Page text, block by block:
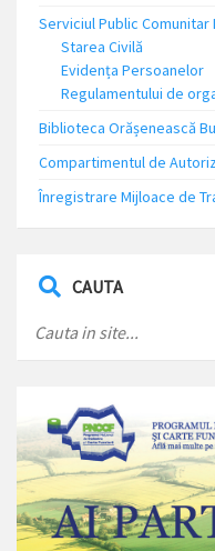
Serviciul Public
Starea Civilă
Evidența Persoanelor
Regulamentului de
Biblioteca Orășenească
Compartimentul de
Înregistrare Mijloace de
CAUTA